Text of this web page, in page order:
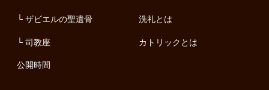
ザビエルの聖遺骨
司教座
公開時間
洗礼とは
カトリックとは